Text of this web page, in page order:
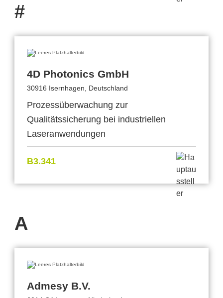
#
4D Photonics GmbH
30916 Isernhagen, Deutschland
Prozessüberwachung zur
Qualitätssicherung bei industriellen
Laseranwendungen
B3.341
A
Admesy B.V.